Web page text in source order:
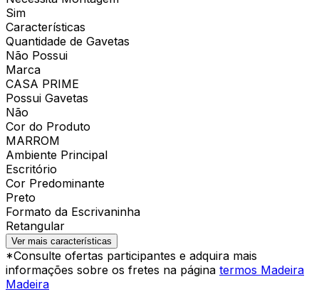
Sim
Características
Quantidade de Gavetas
Não Possui
Marca
CASA PRIME
Possui Gavetas
Não
Cor do Produto
MARROM
Ambiente Principal
Escritório
Cor Predominante
Preto
Formato da Escrivaninha
Retangular
Ver mais características
*Consulte ofertas participantes e adquira mais
informações sobre os fretes na página termos Madeira
Madeira